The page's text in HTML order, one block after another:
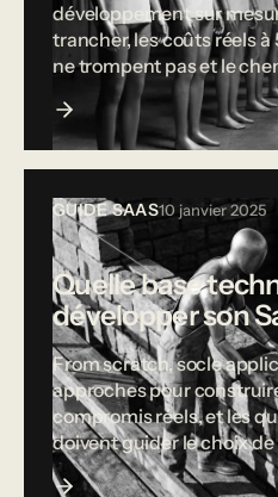
développement sur
trancher, les coûts réels à
ne trompent pas et le
GUIDE SAAS10 janvier 2025
Quelle base
développer son
From scratch, socle
approches pour
compromis réels, et les
doivent guider le choix